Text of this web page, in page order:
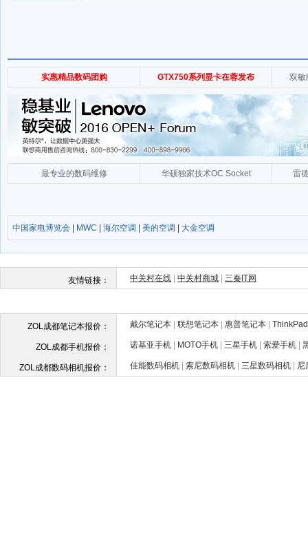
中国家电博览会 MWC 海尔空调 美的空调 大金空调
ZOL成都笔记本报价： 戴尔笔记本 联想笔记本 惠普笔记本
ZOL成都手机报价： 诺基亚手机 MOTO手机 三星手机 索爱手机
ZOL成都数码相机报价： 佳能数码相机 索尼数码相机 三星数码相机 尼